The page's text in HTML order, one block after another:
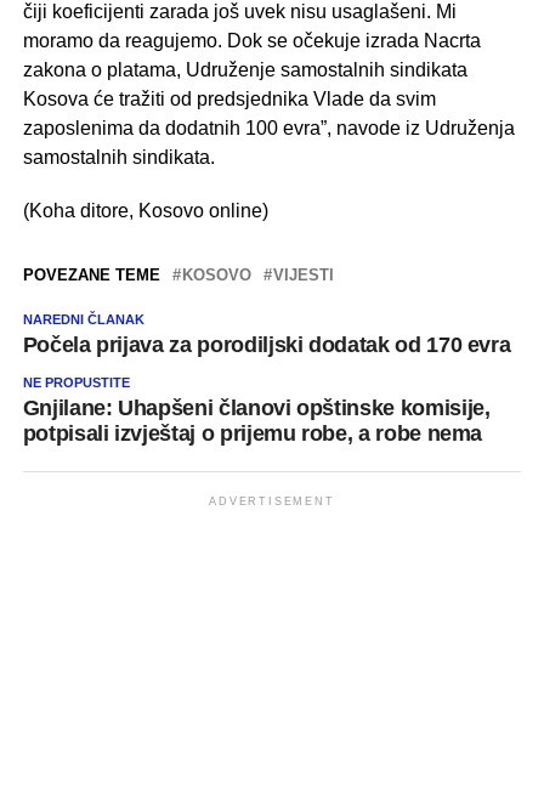
čiji koeficijenti zarada još uvek nisu usaglašeni. Mi
moramo da reagujemo. Dok se očekuje izrada Nacrta
zakona o platama, Udruženje samostalnih sindikata
Kosova će tražiti od predsjednika Vlade da svim
zaposlenima da dodatnih 100 evra”, navode iz Udruženja
samostalnih sindikata.
(Koha ditore, Kosovo online)
POVEZANE TEME KOSOVO VIJESTI
NAREDNI ČLANAK
Počela prijava za porodiljski dodatak od 170 evra
NE PROPUSTITE
Gnjilane: Uhapšeni članovi opštinske komisije,
potpisali izvještaj o prijemu robe, a robe nema
ADVERTISEMENT